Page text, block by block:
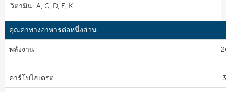
วิตามิน: A, C, D, E, K
คุณค่าทางอาหารต่อหนึ่งส่วน
พลังงาน
คาร์โบไฮเดรต